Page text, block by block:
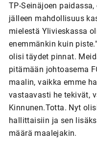
TP-Seinäjoen
jälleen mahdollisuus
mielestä Ylivieskassa
enemmänkin kuin
olisi täydet pinnat.
pitämään johtoasema
maalin, vaikka emme
vastaavasti he tekivät,
Kinnunen.Totta. Nyt
hallittaisiin ja sen
määrä maalejakin.